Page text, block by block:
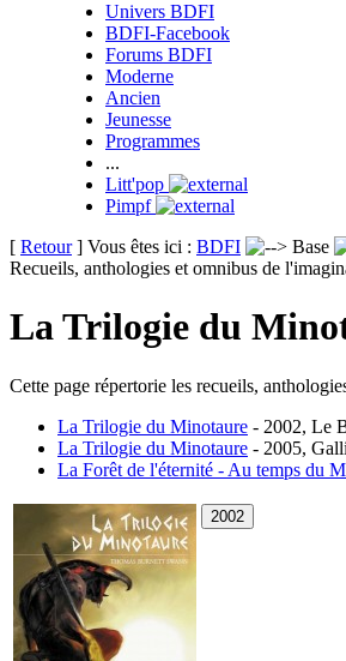
Univers BDFI
BDFI-Facebook
Forums BDFI
Moderne
Ancien
Jeunesse
Programmes
...
Litt'pop
Pimpf
[ Retour] Vous êtes ici : BDFI Base
Recueils, anthologies et omnibus de
La Trilogie du
Cette page répertorie les recueils,
La Trilogie du Minotaure - 2002, Le
La Trilogie du Minotaure - 2005,
La Forêt de l'éternité - Au temps du